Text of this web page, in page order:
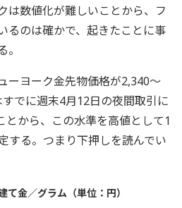
は数値化が難しいことから、フ
るのは確かで、起きたことに事
ーヨーク金先物価格が2,340～
でに週末4月12日の夜間取引に
とから、この水準を高値として1
する。つまり下押しを読んでい
金／グラム（単位：円）